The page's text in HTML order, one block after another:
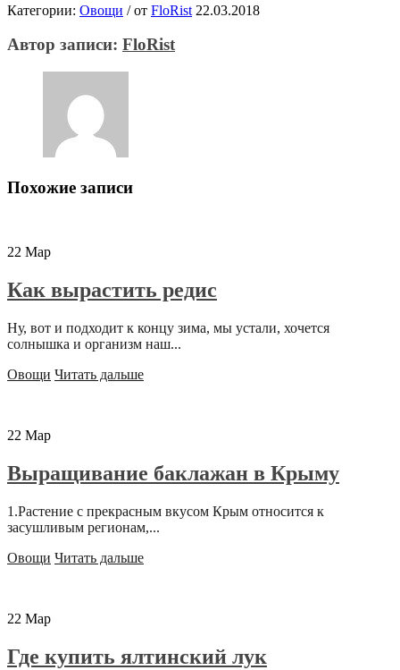
Категории: Овощи /от FloRist 22.03.2018
Автор записи: FloRist
Похожие записи
22 Мар
Как вырастить редис
Ну, вот и подходит к концу зима, мы устали, хочется
солнышка и организм наш...
Овощи Читать дальше
22 Мар
Выращивание баклажан в Крыму
1.Растение с прекрасным вкусом Крым относится к
засушливым регионам,...
Овощи Читать дальше
22 Мар
Где купить ялтинский лук